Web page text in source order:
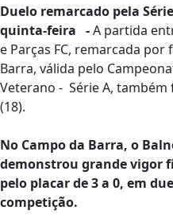
Duelo remarcado pela
quinta-feira -A partida
e Parças FC, remarcada
Barra, válida pelo
Veterano - Série A,
(18).
No Campo da Barra, o
demonstrou grande vigor
pelo placar de 3 a 0, em
competição.